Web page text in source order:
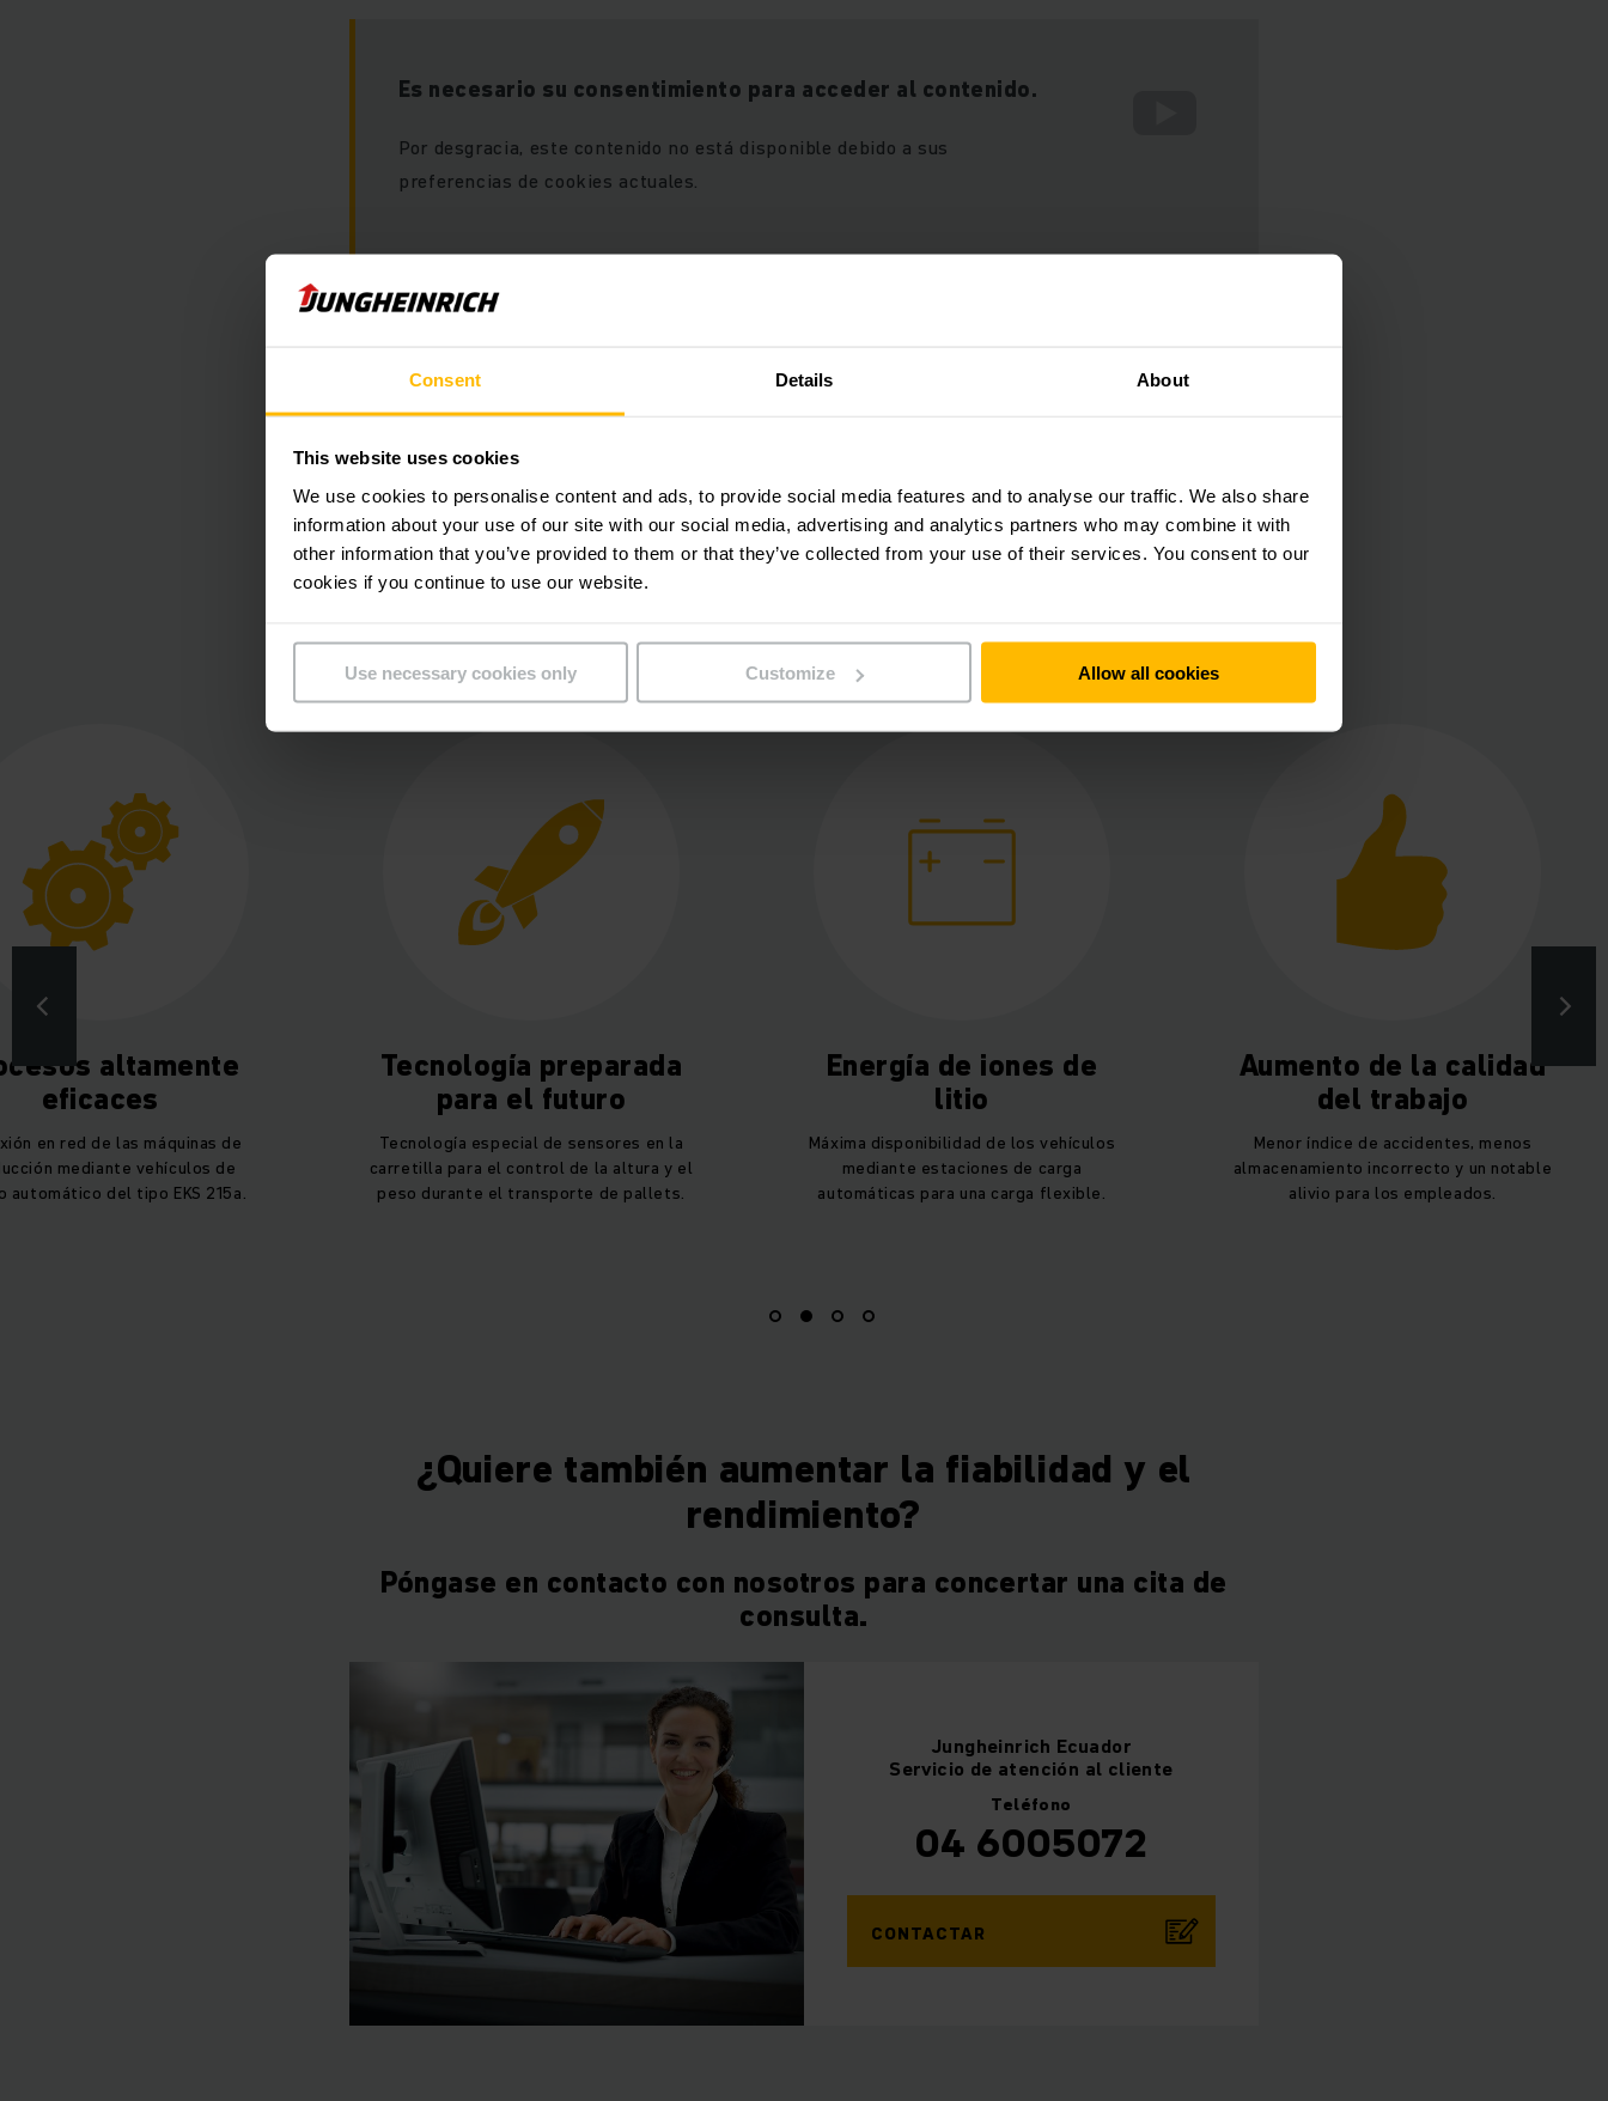
Consent Details About
This website uses cookies
We use cookies to personalise content and ads, to provide social media features and to analyse our traffic. We also share
information about your use of our site with our social media, advertising and analytics partners who may combine it with
other information that you’ve provided to them or that they’ve collected from your use of their services. You consent to our
cookies if you continue to use our website.
Use necessary cookies only Customize Allow all cookies
Es necesario su consentimiento para acceder al contenido.
Por desgracia, este contenido no está disponible debido a sus
preferencias de cookies actuales.
Por favor, acepte las cookies “marketing” para
visualizar este contenido.
RIKA Blechkomponenten GmbH de un vistazo
altamente
eficaces
en red de las máquinas de
mediante vehículos de
automático del tipo EKS 215a.
Tecnología preparada
para el futuro
Tecnología especial de sensores en la
carretilla para el control de la altura y el
peso durante el transporte de pallets.
Energía de iones de
litio
Máxima disponibilidad de los vehículos
mediante estaciones de carga
automáticas para una carga flexible.
Aumento de la calidad
del trabajo
Menor índice de accidentes, menos
almacenamiento incorrecto y un notable
alivio para los empleados.
¿Quiere también aumentar la fiabilidad y el
rendimiento?
Póngase en contacto con nosotros para concertar una cita de
consulta.
Jungheinrich Ecuador
Servicio de atención al cliente
Teléfono
04 6005072
CONTACTAR